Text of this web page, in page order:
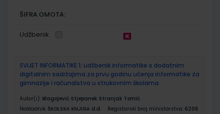
ŠIFRA OMOTA:
Udžbenik
SVIJET INFORMATIKE 1; udžbenik informatike s dodatnim
digitalnim sadržajima za prvu godinu učenja informatike za
gimnazije i računalstva u strukovnim školama
Autor(i): Blagojević Stjepanek Stranjak Tomić
Nakladnik: ŠKOLSKA KNJIGA d.d. Registarski broj ministarstva: 6206